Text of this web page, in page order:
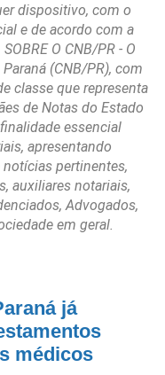
dispositivo, com o
e de acordo com a
O CNB/PR - O
(CNB/PR), com
classe que representa
de Notas do Estado
essencial
apresentando
pertinentes,
auxiliares notariais,
Advogados,
em geral.
já
médicos